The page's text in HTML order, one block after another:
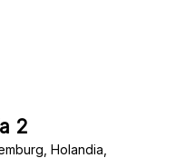
2
Holandia,